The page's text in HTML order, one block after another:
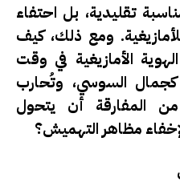
تقليدية، بل احتفاء
ومع ذلك، كيف
الأمازيغية في وقت
السوسي، وتُحارب
المفارقة أن يتحول
مظاهر التهميش؟